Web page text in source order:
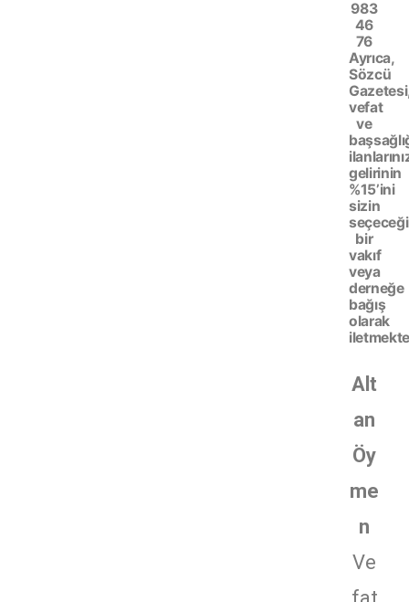
983
46
76
Ayrıca,
Sözcü
vefat
ve
gelirinin
%15’ini
sizin
bir
vakıf
veya
derneğe
bağış
olarak
Alt
an
Öy
me
n
Ve